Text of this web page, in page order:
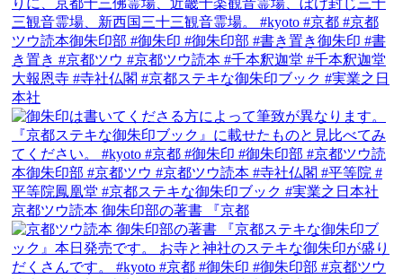
京都ツウ読本 御朱印部の著書 『京都